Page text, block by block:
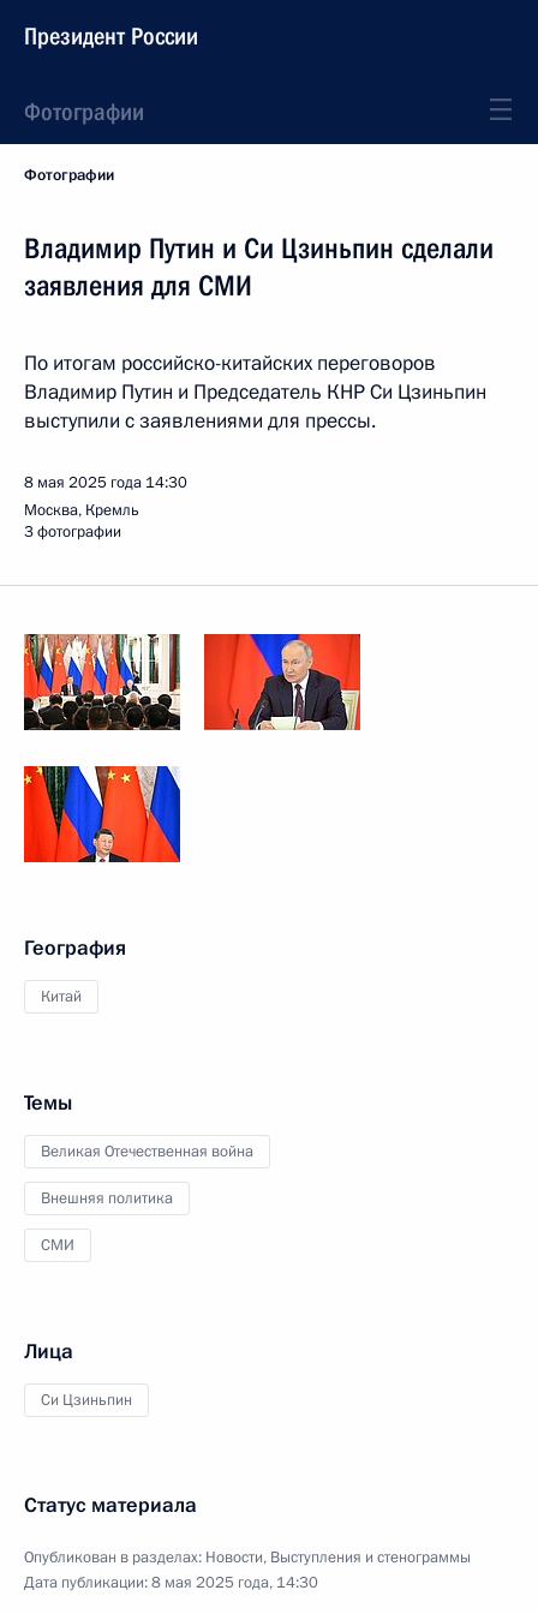
Президент России
Фотографии
Фотографии
Владимир Путин и Си Цзиньпин сделали
заявления для СМИ
По итогам российско-китайских переговоров
Владимир Путин и Председатель КНР Си Цзиньпин
выступили с заявлениями для прессы.
8 мая 2025 года 14:30
Москва, Кремль
3 фотографии
География
Китай
Темы
Великая Отечественная война
Внешняя политика
СМИ
Лица
Си Цзиньпин
Статус материала
Опубликован в разделах: Новости, Выступления и стенограммы
Дата публикации:8 мая 2025 года, 14:30